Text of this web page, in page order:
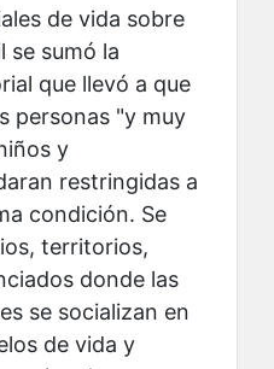
de vida sobre
se sumó la
que llevó a que
personas "y muy
y
restringidas a
condición. Se
territorios,
donde las
se socializan en
de vida y